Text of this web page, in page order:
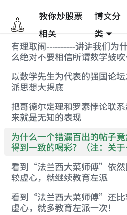
教你炒股票
相关
博文分
类
有理取闹----------讲讲我们为
么绝对不要相信所谓数学鼓吹
贴)
以数学先生为代表的强国论坛
派思想大揭底
把哥德尔定理和罗素悖论联
来就是无知的表现
为什么一个错漏百出的帖子竟
得到一致的喝彩？（注：关于
看到“法兰西大菜师傅”依然
较虚心，就继续教育左派
看到“法兰西大菜师傅”还比
虚心，就多教育左派一次！